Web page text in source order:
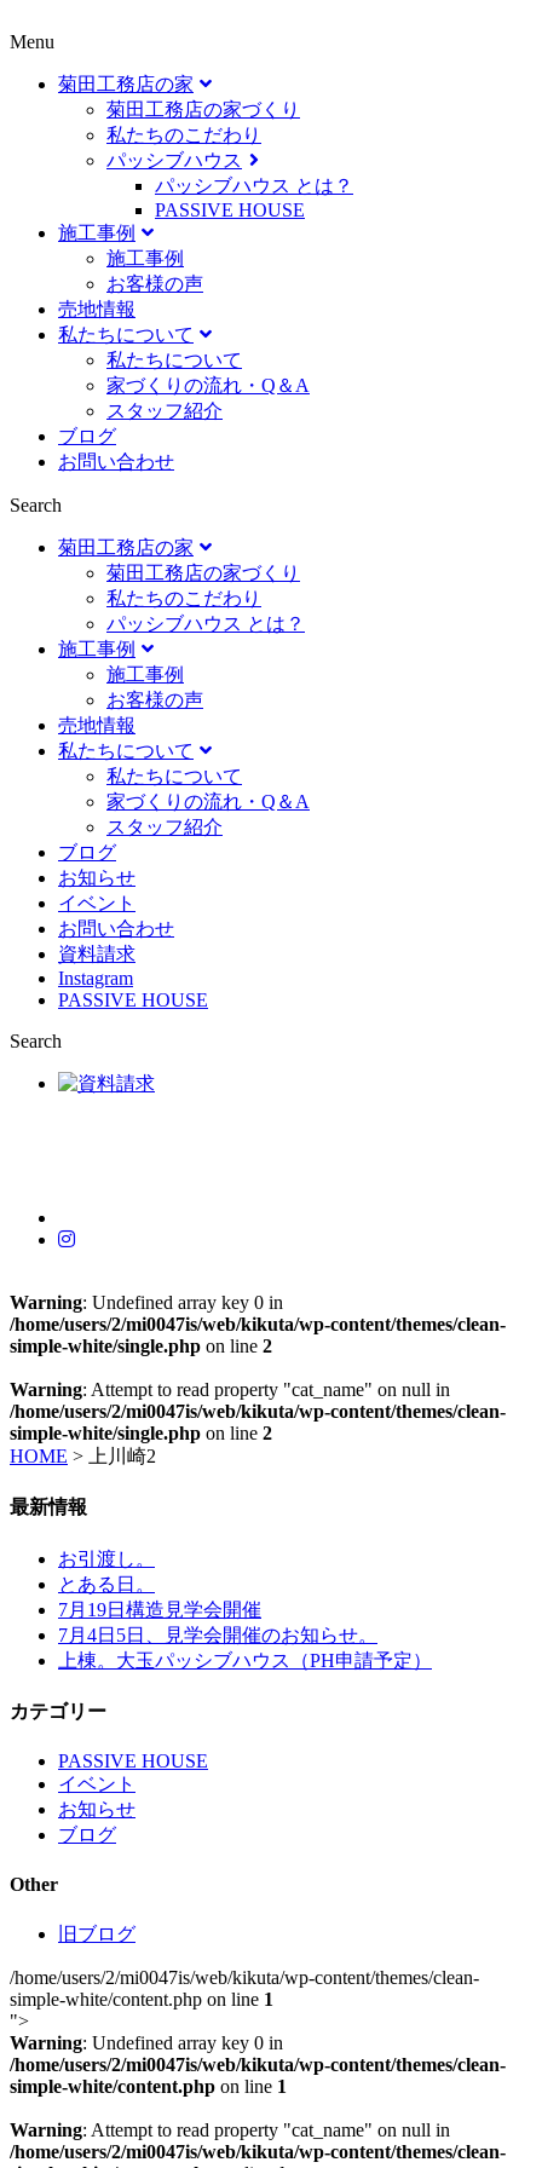
Menu
菊田工務店の家
菊田工務店の家づくり​
私たちのこだわり
パッシブハウス
パッシブハウス とは？
PASSIVE HOUSE
施工事例
施⼯事例
お客様の声
売地情報
私たちについて
私たちについて
家づくりの流れ・Q＆A
スタッフ紹介
ブログ
お問い合わせ
Search
菊田工務店の家
菊田工務店の家づくり​
私たちのこだわり
パッシブハウス とは？
施工事例
施⼯事例
お客様の声
売地情報
私たちについて
私たちについて
家づくりの流れ・Q＆A
スタッフ紹介
ブログ
お知らせ
イベント
お問い合わせ
資料請求
Instagram
PASSIVE HOUSE
Search
Warning: Undefined array key 0 in
/home/users/2/mi0047is/web/kikuta/wp-content/themes/clean-
simple-white/single.php on line 2
Warning: Attempt to read property "cat_name" on null in
/home/users/2/mi0047is/web/kikuta/wp-content/themes/clean-
simple-white/single.php on line 2
HOME > 上川崎2
最新情報
お引渡し。
とある日。
7月19日構造見学会開催
7月4日5日、見学会開催のお知らせ。
上棟。大玉パッシブハウス（PH申請予定）
カテゴリー
PASSIVE HOUSE
イベント
お知らせ
ブログ
Other
旧ブログ
/home/users/2/mi0047is/web/kikuta/wp-content/themes/clean-
simple-white/content.php on line 1
">
Warning: Undefined array key 0 in
/home/users/2/mi0047is/web/kikuta/wp-content/themes/clean-
simple-white/content.php on line 1
Warning: Attempt to read property "cat_name" on null in
/home/users/2/mi0047is/web/kikuta/wp-content/themes/clean-